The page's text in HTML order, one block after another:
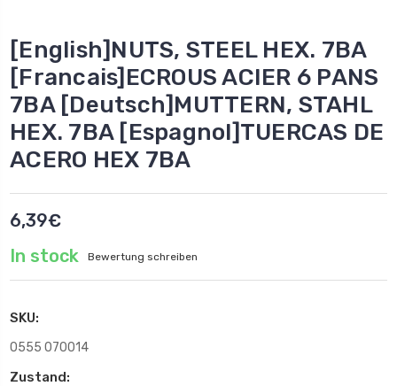
[English]NUTS, STEEL HEX. 7BA
[Francais]ECROUS ACIER 6 PANS
7BA [Deutsch]MUTTERN, STAHL
HEX. 7BA [Espagnol]TUERCAS DE
ACERO HEX 7BA
6,39€
In stock
Bewertung schreiben
SKU:
0555 070014
Zustand: